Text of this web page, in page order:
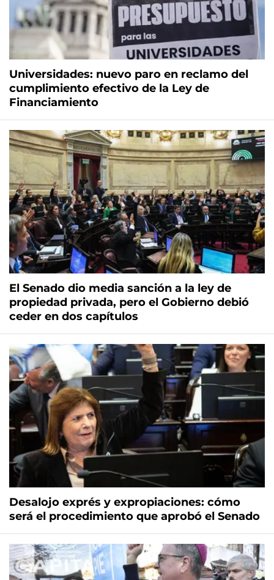
Universidades: nuevo paro en reclamo del
cumplimiento efectivo de la Ley de
Financiamiento
El Senado dio media sanción a la ley de
propiedad privada, pero el Gobierno debió
ceder en dos capítulos
Desalojo exprés y expropiaciones: cómo
será el procedimiento que aprobó el Senado